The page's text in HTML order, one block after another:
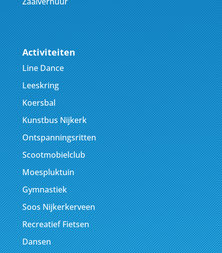
Activiteiten
Line Dance
Leeskring
Koersbal
Kunstbus Nijkerk
Ontspanningsritten
Scootmobielclub
Moespluktuin
Gymnastiek
Soos Nijkerkerveen
Recreatief Fietsen
Dansen